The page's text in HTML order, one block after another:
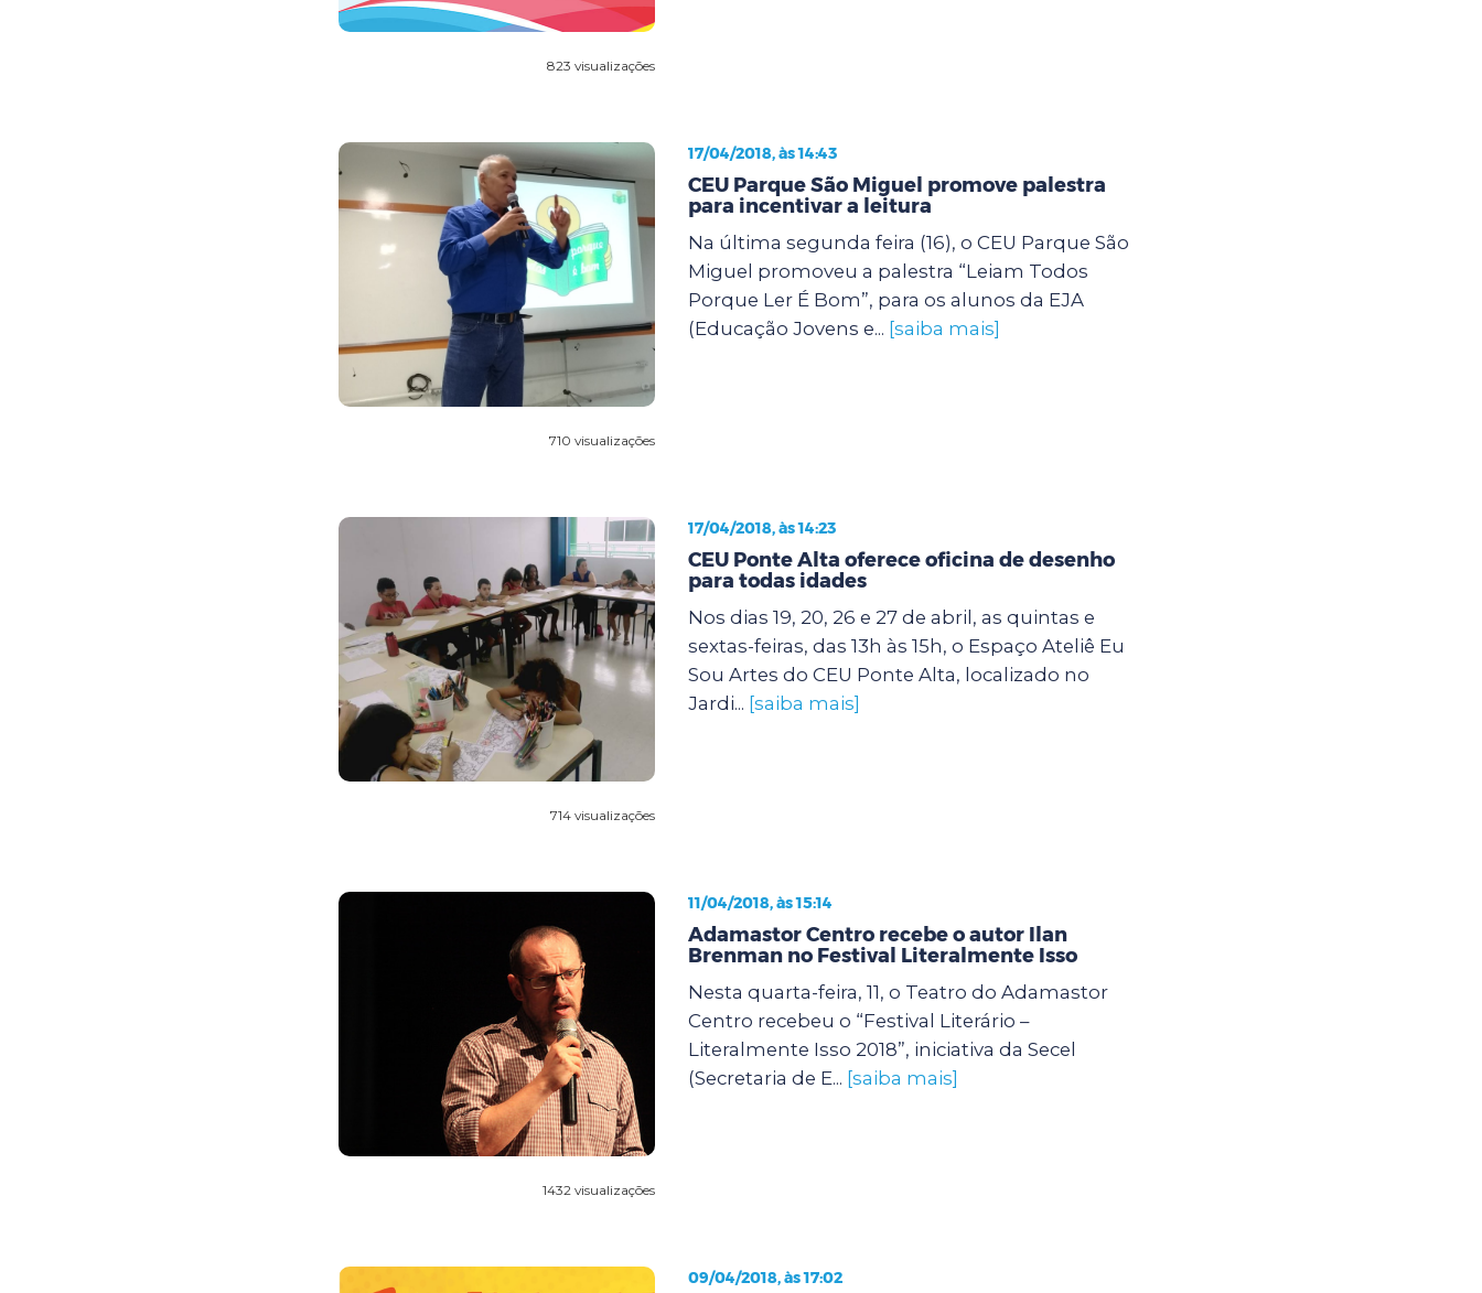
823 visualizações
710 visualizações
17/04/2018, às 14:43
CEU Parque São Miguel promove palestra
para incentivar a leitura
Na última segunda feira (16), o CEU Parque São
Miguel promoveu a palestra “Leiam Todos
Porque Ler É Bom”, para os alunos da EJA
(Educação Jovens e... [saiba mais]
714 visualizações
17/04/2018, às 14:23
CEU Ponte Alta oferece oficina de desenho
para todas idades
Nos dias 19, 20, 26 e 27 de abril, as quintas e
sextas-feiras, das 13h às 15h, o Espaço Ateliê Eu
Sou Artes do CEU Ponte Alta, localizado no
Jardi... [saiba mais]
1432 visualizações
11/04/2018, às 15:14
Adamastor Centro recebe o autor Ilan
Brenman no Festival Literalmente Isso
Nesta quarta-feira, 11, o Teatro do Adamastor
Centro recebeu o “Festival Literário –
Literalmente Isso 2018”, iniciativa da Secel
(Secretaria de E... [saiba mais]
09/04/2018, às 17:02